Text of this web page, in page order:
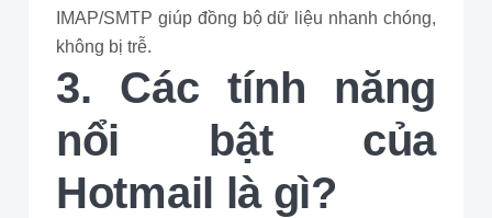
IMAP/SMTP giúp đồng bộ dữ liệu nhanh chóng,
không bị trễ.
3. Các tính năng
nổi bật của
Hotmail là gì?